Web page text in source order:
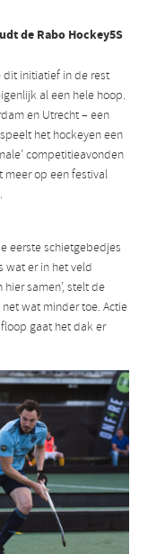
de Rabo Hockey5S
dit initiatief in de rest
al een hele hoop.
en Utrecht – een
het hockeyen een
competitieavonden
meer op een festival
eerste schietgebedjes
wat er in het veld
samen’, stelt de
wat minder toe. Actie
gaat het dak er